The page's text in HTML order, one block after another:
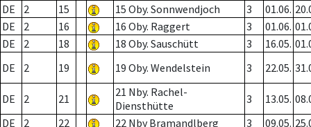
DE
2 15 15 Oby. Sonnwendjoch 3 01.06.
DE
2 16 16 Oby. Raggert 3 01.06.
DE
2 18 18 Oby. Sauschütt 3 16.05.
DE
2 19 19 Oby. Wendelstein 3 22.05.
DE 2 21
21 Nby. Rachel-
Diensthütte
3 13.05.
DE
2 22 22 Nby Bramandlberg 3 09.05.